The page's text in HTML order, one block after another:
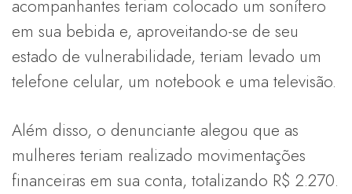
acompanhantes teriam colocado um sonífero
em sua bebida e, aproveitando-se de seu
estado de vulnerabilidade, teriam levado um
telefone celular, um notebook e uma televisão.
Além disso, o denunciante alegou que as
mulheres teriam realizado movimentações
financeiras em sua conta, totalizando R$ 2.270.